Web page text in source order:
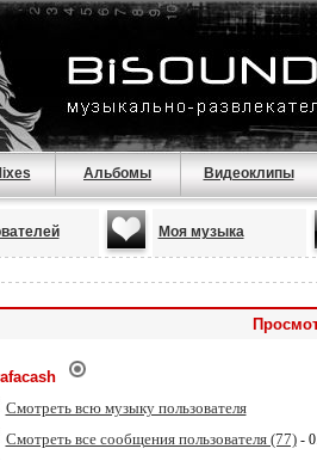
Альбомы Видеоклипы
Моя музыка
Смотреть всю музыку пользователя
Смотреть все сообщения пользователя (77)-